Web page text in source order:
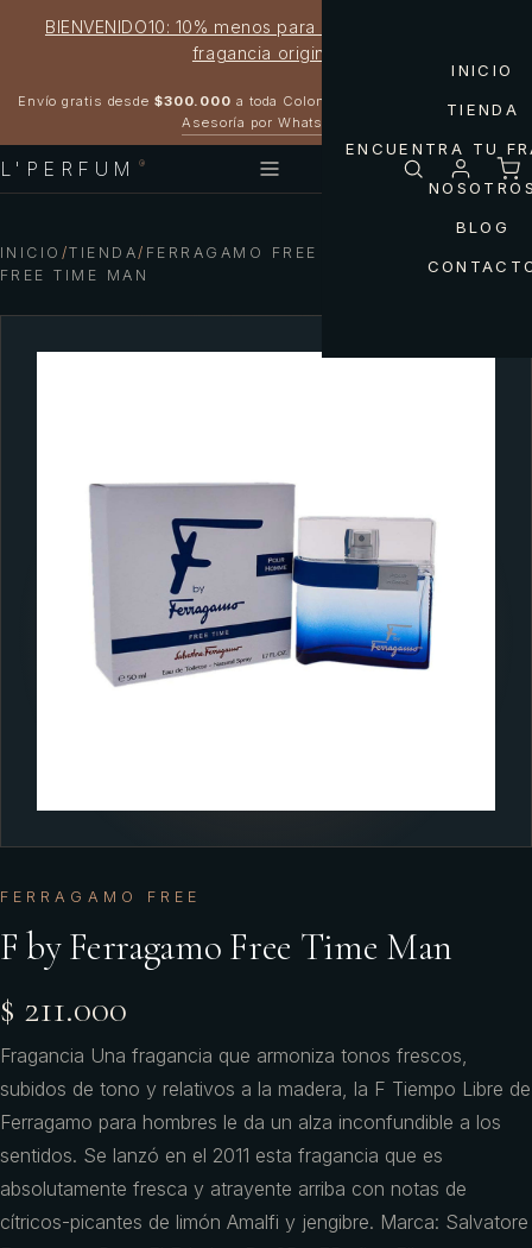
BIENVENIDO10: 10% menos para estrenar tu próxima
fragancia original
Envío gratis desde $300.000 a toda Colombia
Asesoría por WhatsApp
L'PERFUM ®
INICIO
TIENDA
ENCUENTRA TU
BLOG
INICIO /TIENDA/ FERRAGAMO FREE — F BY FERRAGAMO
FREE TIME MAN
FERRAGAMO FREE
F by Ferragamo Free Time Man
$ 211.000
Fragancia Una fragancia que armoniza tonos frescos,
subidos de tono y relativos a la madera, la F Tiempo Libre de
Ferragamo para hombres le da un alza inconfundible a los
sentidos. Se lanzó en el 2011 esta fragancia que es
absolutamente fresca y atrayente arriba con notas de
cítricos-picantes de limón Amalfi y jengibre. Marca: Salvatore